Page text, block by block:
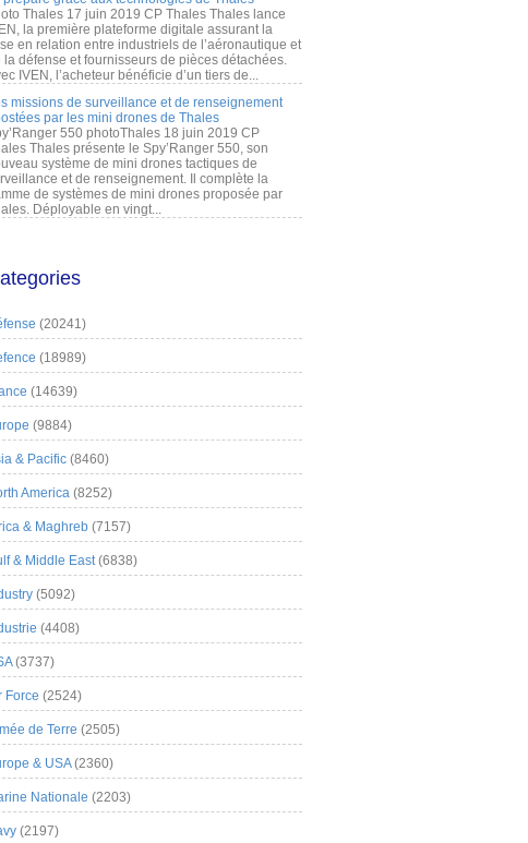
Thales 17 juin 2019 CP Thales Thales lance
la première plateforme digitale assurant la
en relation entre industriels de l’aéronautique et
la défense et fournisseurs de pièces détachées.
IVEN, l’acheteur bénéficie d’un tiers de...
missions de surveillance et de renseignement
par les mini drones de Thales
550 photoThales 18 juin 2019 CP
Thales présente le Spy’Ranger 550, son
système de mini drones tactiques de
et de renseignement. Il complète la
de systèmes de mini drones proposée par
Déployable en vingt...
(20241)
(18989)
(14639)
(9884)
& Pacific (8460)
America (8252)
& Maghreb (7157)
& Middle East(6838)
(5092)
(4408)
(3737)
Force (2524)
de Terre (2505)
& USA(2360)
Nationale (2203)
(2197)